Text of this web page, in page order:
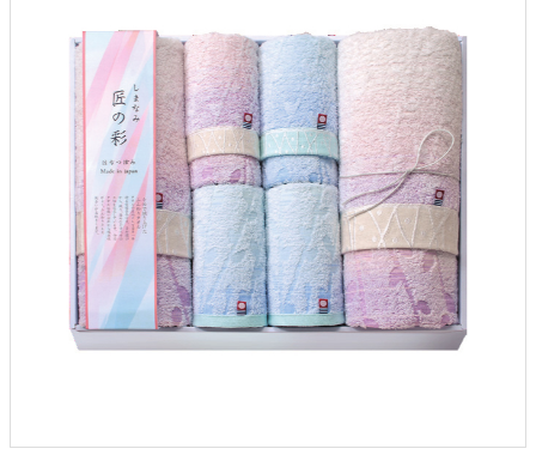
DIY用品
引出物ギフト
カタログギフト
ブライダルバッグ
演出用品
内祝い 出産祝い